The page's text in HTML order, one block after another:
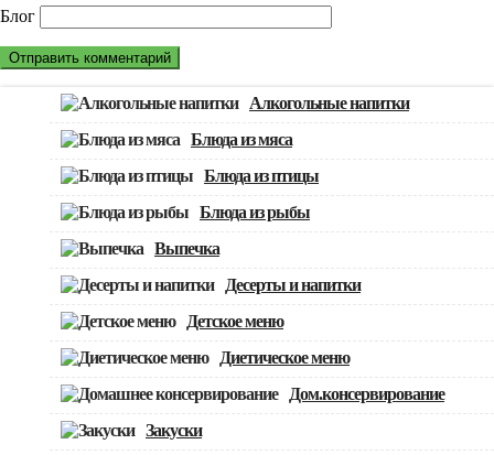
Блог
Алкогольные напитки
Блюда из мяса
Блюда из птицы
Блюда из рыбы
Выпечка
Десерты и напитки
Детское меню
Диетическое меню
Дом.консервирование
Закуски